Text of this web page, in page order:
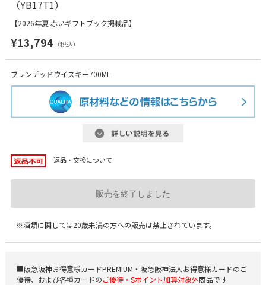
【2026年夏 赤いギフトブック掲載品】
¥13,794 （税込）
ブレンデッドウイスキー700ML
返品・交換について
販売を終了しました
※酒類に関しては20歳未満の方への販売は禁止されています。
■阪急阪神お得意様カードPREMIUM・阪急阪神法人お得意様カードのご
優待、および各種カードのご優待・Sポイント加算対象外商品です